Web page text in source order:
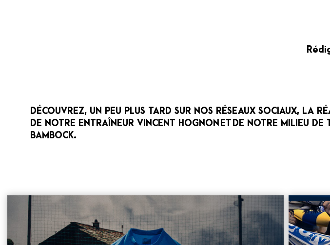
DÉCOUVREZ, UN PEU PLUS TARD SUR NOS RÉSEAUX SOCIAUX, LA
DE NOTRE ENTRAÎNEUR VINCENT HOGNON ET DE NOTRE MILIEU DE
BAMBOCK.